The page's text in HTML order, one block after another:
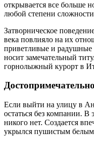
открывается все больше
любой степени
Затворническое
века повлияло на их
приветливые и радушные
носит замечательный
горнолыжный курорт в
Если выйти на улицу в
остаться без компании. В
никого нет. Создается
укрылся пушистым